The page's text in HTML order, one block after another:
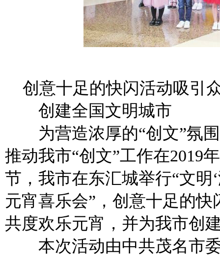
创意十足的快闪活动吸引
创建全国文明城市
为营造浓厚的“创文”氛围
推动我市“创文”工作在2019
节，我市在东汇城举行“文明
元宵喜乐会”，创意十足的
共度欢乐元宵，并为我市创
本次活动由中共茂名市委